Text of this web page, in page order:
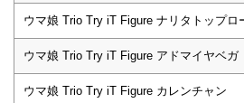
ウマ娘 Trio Try iT Figure ナリタトップロ
ウマ娘 Trio Try iT Figure アドマイヤベガ
ウマ娘 Trio Try iT Figure カレンチャン